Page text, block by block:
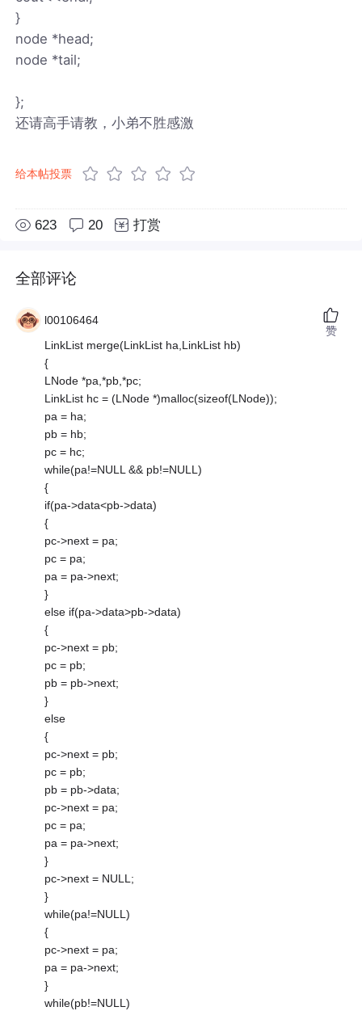
}
node *head;
node *tail;
};
还请高手请教，小弟不胜感激
给本帖投票
623 20 打赏
全部评论
l00106464
LinkList merge(LinkList ha,LinkList hb)
{
LNode *pa,*pb,*pc;
LinkList hc = (LNode *)malloc(sizeof(LNode));
pa = ha;
pb = hb;
pc = hc;
while(pa!=NULL && pb!=NULL)
{
if(pa->data<pb->data)
{
pc->next = pa;
pc = pa;
pa = pa->next;
}
else if(pa->data>pb->data)
{
pc->next = pb;
pc = pb;
pb = pb->next;
}
else
{
pc->next = pb;
pc = pb;
pb = pb->data;
pc->next = pa;
pc = pa;
pa = pa->next;
}
pc->next = NULL;
}
while(pa!=NULL)
{
pc->next = pa;
pa = pa->next;
}
while(pb!=NULL)
赞